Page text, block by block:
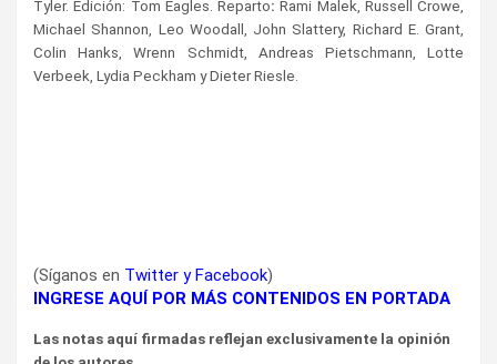
Tyler.Edición: Tom Eagles. Reparto: Rami Malek, Russell Crowe,
Michael Shannon, Leo Woodall, John Slattery, Richard E. Grant,
Colin Hanks, Wrenn Schmidt, Andreas Pietschmann, Lotte
Verbeek, Lydia Peckham y Dieter Riesle.
(Síganos en Twitter yFacebook)
INGRESE AQUÍ POR MÁS CONTENIDOS EN PORTADA
Las notas aquí firmadas reflejan exclusivamente la opinión